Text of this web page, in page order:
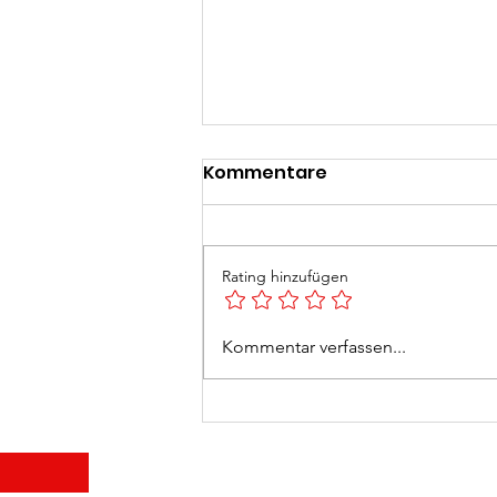
Feuerlöscherüberprüfung
2026
Kommentare
Rating hinzufügen
Kommentar verfassen...